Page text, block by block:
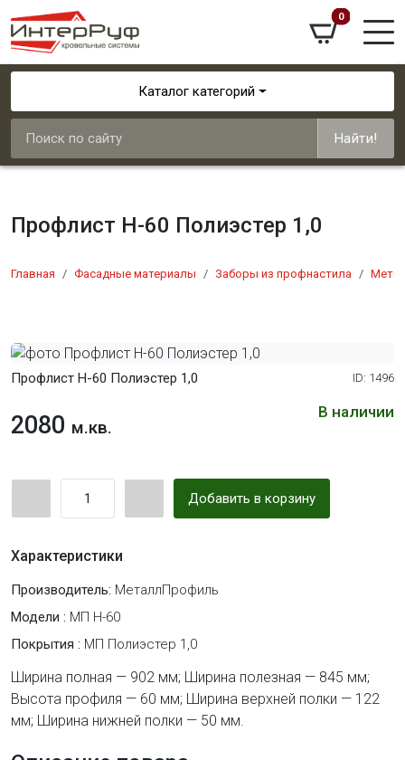
0
Каталог категорий
Найти!
Профлист Н-60 Полиэстер 1,0
Главная Фасадные материалы Заборы из профнастила
Профлист Н-60 Полиэстер 1,0 ID: 1496
В наличии
2080 м.кв.
Добавить в корзину
Характеристики
Производитель: МеталлПрофиль
Модели : МП Н-60
Покрытия : МП Полиэстер 1,0
Ширина полная — 902 мм; Ширина полезная — 845 мм;
Высота профиля — 60 мм; Ширина верхней полки — 122
мм; Ширина нижней полки — 50 мм.